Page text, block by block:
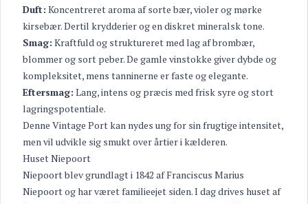
Duft: Koncentreret aroma af sorte bær, violer og mørke
kirsebær. Dertil krydderier og en diskret mineralsk tone.
Smag: Kraftfuld og struktureret med lag af brombær,
blommer og sort peber. De gamle vinstokke giver dybde og
kompleksitet, mens tanninerne er faste og elegante.
Eftersmag: Lang, intens og præcis med frisk syre og stort
lagringspotentiale.
Denne Vintage Port kan nydes ung for sin frugtige intensitet,
men vil udvikle sig smukt over årtier i kælderen.
Huset Niepoort
Niepoort blev grundlagt i 1842 af Franciscus Marius
Niepoort og har været familieejet siden. I dag drives huset af